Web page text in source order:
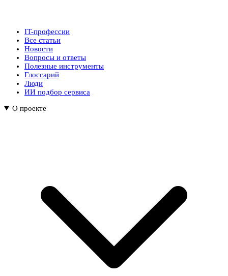
IT-профессии
Все статьи
Новости
Вопросы и ответы
Полезные инструменты
Глоссарий
Люди
ИИ подбор сервиса
О проекте